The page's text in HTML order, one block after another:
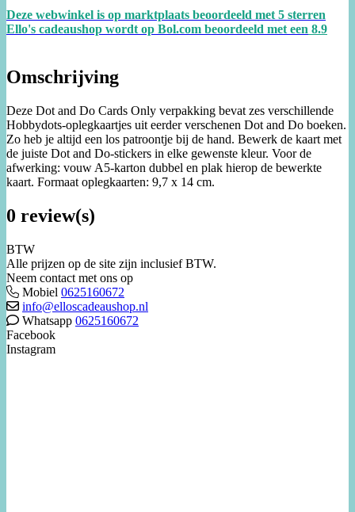
Deze webwinkel is op marktplaats beoordeeld met 5 sterren
Ello's cadeaushop wordt op Bol.com beoordeeld met een 8.9
Omschrijving
Deze Dot and Do Cards Only verpakking bevat zes verschillende
Hobbydots-oplegkaartjes uit eerder verschenen Dot and Do boeken.
Zo heb je altijd een los patroontje bij de hand. Bewerk de kaart met
de juiste Dot and Do-stickers in elke gewenste kleur. Voor de
afwerking: vouw A5-karton dubbel en plak hierop de bewerkte
kaart. Formaat oplegkaarten: 9,7 x 14 cm.
0 review(s)
BTW
Alle prijzen op de site zijn inclusief BTW.
Neem contact met ons op
Mobiel 0625160672
info@elloscadeaushop.nl
Whatsapp 0625160672
Facebook
Instagram